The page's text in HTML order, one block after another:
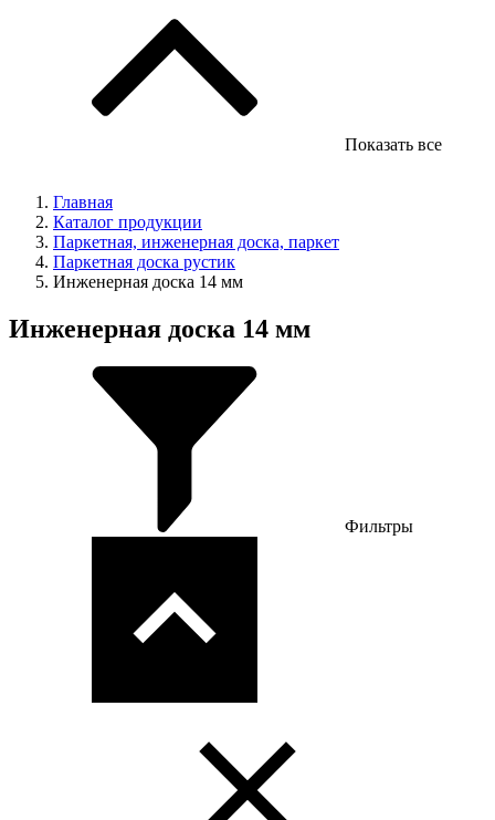
Показать все
Главная
Каталог продукции
Паркетная, инженерная доска, паркет
Паркетная доска рустик
Инженерная доска 14 мм
Инженерная доска 14 мм
Фильтры